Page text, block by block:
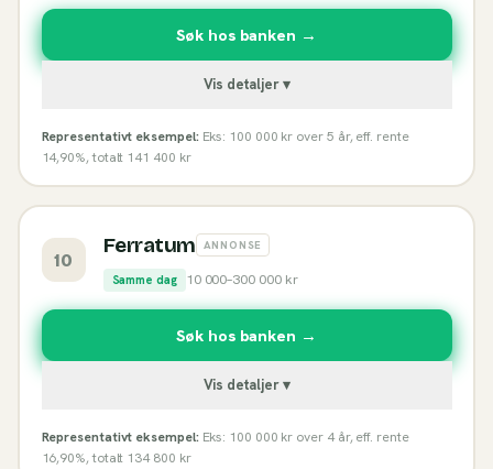
Søk hos banken →
Vis detaljer ▾
Representativt eksempel: Eks: 100 000 kr over 5 år, eff. rente
14,90%, totalt 141 400 kr
10
Ferratum ANNONSE
Samme dag 10 000–300 000kr
Søk hos banken →
Vis detaljer ▾
Representativt eksempel: Eks: 100 000 kr over 4 år, eff. rente
16,90%, totalt 134 800 kr